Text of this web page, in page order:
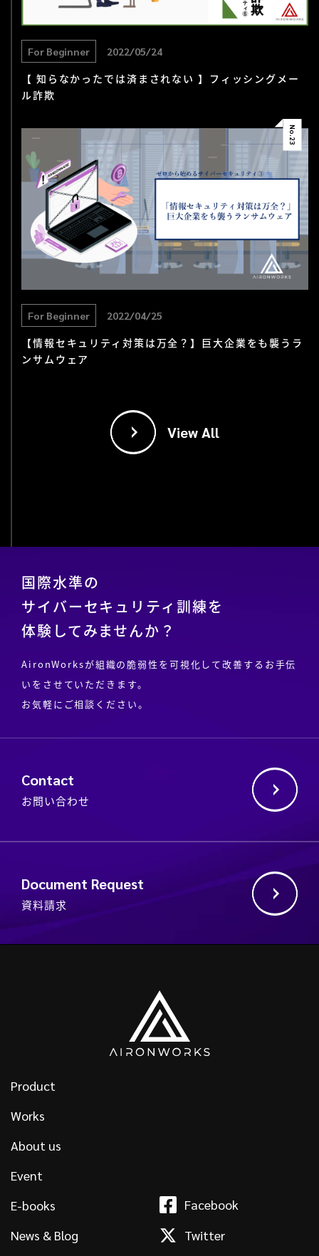
For Beginner 2022/05/24
【 知らなかったでは済まされない 】フィッシングメー
ル詐欺
No.
23
For Beginner 2022/04/25
【情報セキュリティ対策は万全？】巨大企業をも襲うラ
ンサムウェア
View All
国際水準の
サイバーセキュリティ訓練を
体験してみませんか？
AironWorksが組織の脆弱性を可視化して改善するお手伝
いをさせていただきます。
お気軽にご相談ください。
Contact
お問い合わせ
Document Request
資料請求
Product
Works
About us
Event
E-books
News & Blog
Facebook
Twitter